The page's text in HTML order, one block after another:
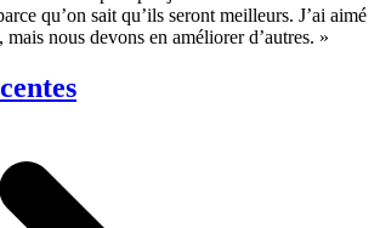
qu’on sait qu’ils seront meilleurs. J’ai aimé
mais nous devons en améliorer d’autres. »